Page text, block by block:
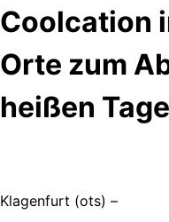
Coolcation
Orte zum
heißen
Klagenfurt (ots) –